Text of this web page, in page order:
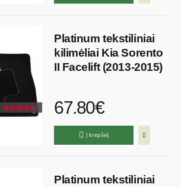
Platinum tekstiliniai
kilimėliai Kia Sorento
II Facelift (2013-2015)
67.80€
Į krepšelį
Platinum tekstiliniai